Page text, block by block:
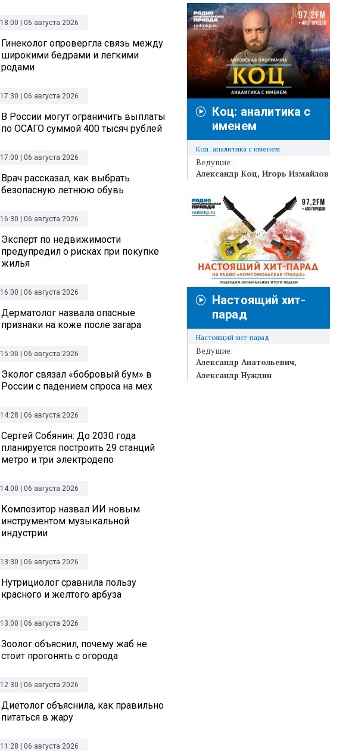
18:00 | 06 августа 2026
Гинеколог опровергла связь между
широкими бедрами и легкими
родами
17:30 | 06 августа 2026
В России могут ограничить выплаты
по ОСАГО суммой 400 тысяч рублей
17:00 | 06 августа 2026
Врач рассказал, как выбрать
безопасную летнюю обувь
16:30 | 06 августа 2026
Эксперт по недвижимости
предупредил о рисках при покупке
жилья
16:00 | 06 августа 2026
Дерматолог назвала опасные
признаки на коже после загара
15:00 | 06 августа 2026
Эколог связал «бобровый бум» в
России с падением спроса на мех
14:28 | 06 августа 2026
Сергей Собянин: До 2030 года
планируется построить 29 станций
метро и три электродепо
14:00 | 06 августа 2026
Композитор назвал ИИ новым
инструментом музыкальной
индустрии
13:30 | 06 августа 2026
Нутрициолог сравнила пользу
красного и желтого арбуза
13:00 | 06 августа 2026
Зоолог объяснил, почему жаб не
стоит прогонять с огорода
12:30 | 06 августа 2026
Диетолог объяснила, как правильно
питаться в жару
11:28 | 06 августа 2026
Коц: аналитика с
именем
Коц: аналитика с именем
Ведущие:
Александр Коц Игорь Измайлов
Настоящий хит-
парад
Настоящий хит-парад
Ведущие:
Александр Анатольевич
Александр Нуждин